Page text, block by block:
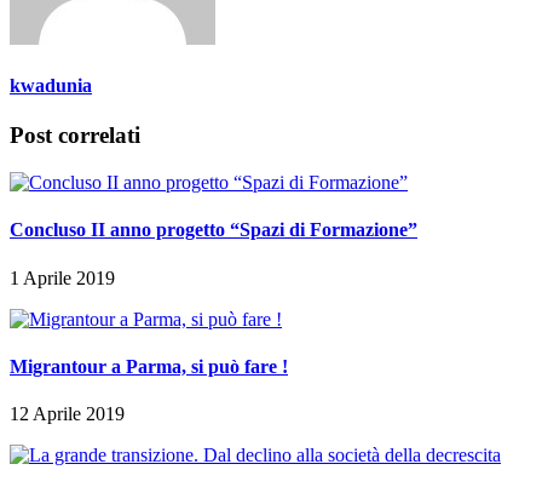
kwadunia
Post correlati
Concluso II anno progetto “Spazi di Formazione”
1 Aprile 2019
Migrantour a Parma, si può fare !
12 Aprile 2019